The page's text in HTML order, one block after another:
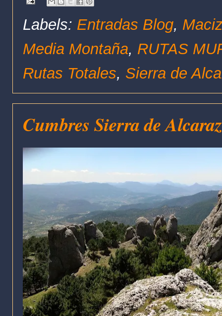
Labels: Entradas Blog,
Media Montaña, RUTAS
Rutas Totales, Sierra de
Cumbres Sierra de